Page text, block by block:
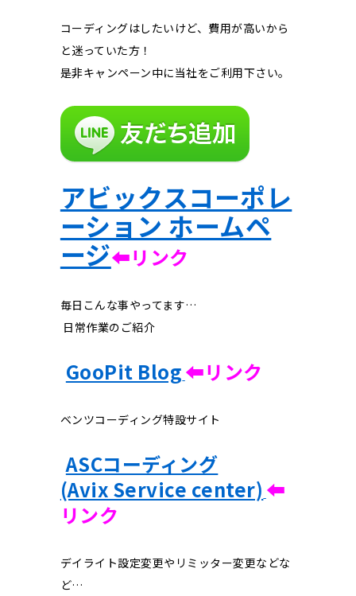
コーディングはしたいけど、費用が高いから
と迷っていた方！
是非キャンペーン中に当社をご利用下さい。
アビックスコーポレ
ーション ホームペ
ージ⬅︎リンク
毎日こんな事やってます…
日常作業のご紹介
GooPit Blog⬅︎リンク
ベンツコーディング特設サイト
ASCコーディング
(Avix Service center) ⬅︎
リンク
デイライト設定変更やリミッター変更などな
ど…